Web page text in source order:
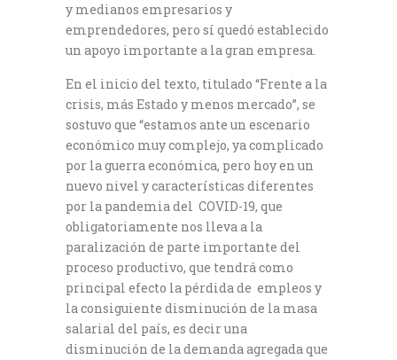
y medianos empresarios y
emprendedores, pero sí quedó establecido
un apoyo importante a la gran empresa.
En el inicio del texto, titulado “Frente a la
crisis, más Estado y menos mercado”, se
sostuvo que “estamos ante un escenario
económico muy complejo, ya complicado
por la guerra económica, pero hoy en un
nuevo nivel y características diferentes
por la pandemia del COVID-19, que
obligatoriamente nos lleva a la
paralización de parte importante del
proceso productivo, que tendrá como
principal efecto la pérdida de empleos y
la consiguiente disminución de la masa
salarial del país, es decir una
disminución de la demanda agregada que